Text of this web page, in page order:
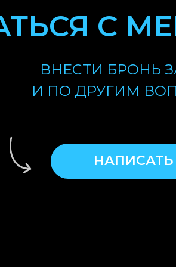
С
ВНЕСТИ БРОНЬ
И ПО ДРУГИМ
НАПИСАТЬ